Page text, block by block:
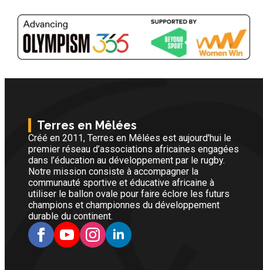
Terres en Mêlées
Créé en 2011, Terres en Mêlées est aujourd'hui le
premier réseau d’associations africaines engagées
dans l’éducation au développement par le rugby.
Notre mission consiste à accompagner la
communauté sportive et éducative africaine à
utiliser le ballon ovale pour faire éclore les futurs
champions et championnes du développement
durable du continent.